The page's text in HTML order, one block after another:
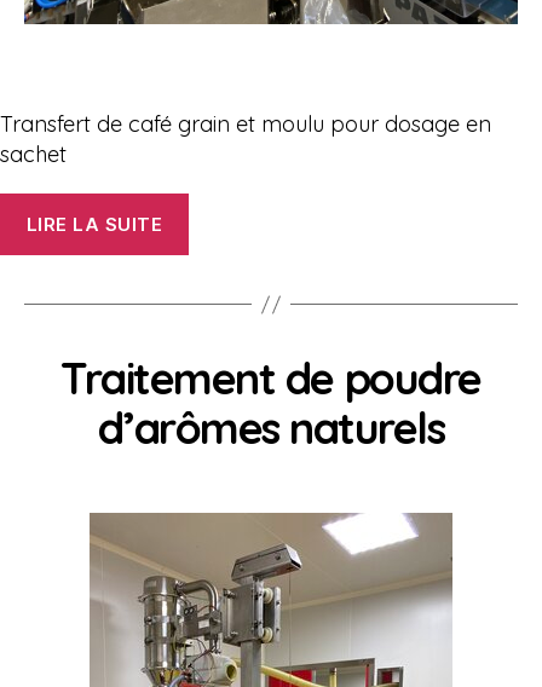
Transfert de café grain et moulu pour dosage en
sachet
LIRE LA SUITE
Traitement de poudre
d’arômes naturels